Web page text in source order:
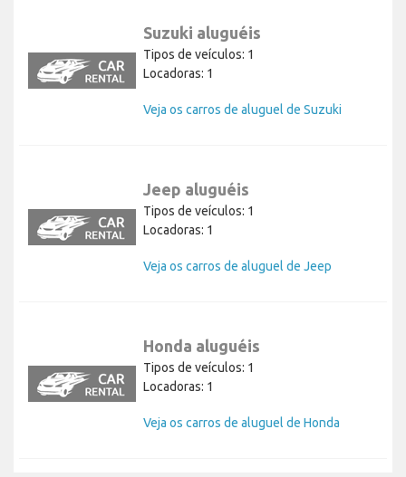
Suzuki aluguéis
Tipos de veículos: 1
Locadoras: 1
Veja os carros de aluguel de Suzuki
Jeep aluguéis
Tipos de veículos: 1
Locadoras: 1
Veja os carros de aluguel de Jeep
Honda aluguéis
Tipos de veículos: 1
Locadoras: 1
Veja os carros de aluguel de Honda